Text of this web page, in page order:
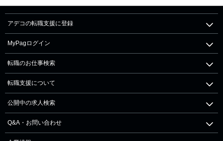
アデコの転職支援に登録
MyPagログイン
転職のお仕事検索
転職支援について
公開中の求人検索
Q&A・お問い合わせ